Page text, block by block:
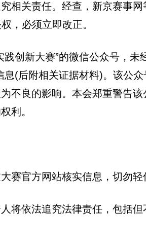
相关责任。经查，新京赛事
，必须立即改正。
创新大赛”的微信公众号，
(后附相关证据材料)。该公
不良的影响。本会郑重警告
利。
赛官方网站核实信息，切勿
将依法追究法律责任，包括但